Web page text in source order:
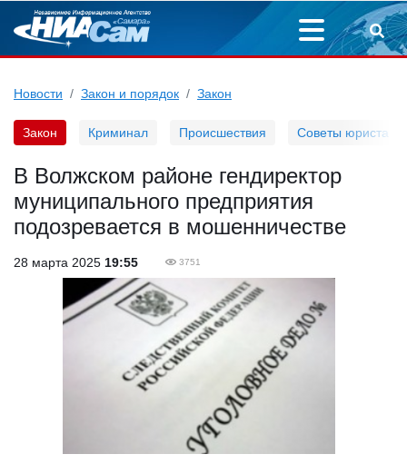
Новости Закон и порядок Закон
Закон Криминал Происшествия Советы юриста
В Волжском районе гендиректор
муниципального предприятия
подозревается в мошенничестве
28 марта 2025 19:55 3751